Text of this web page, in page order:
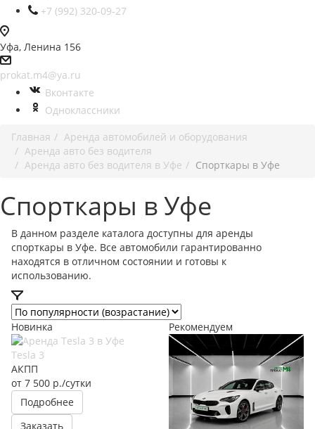
+7 (992) 320-09-27
Уфа, Ленина 156
prokat.m4@ya.ru
Вконтакте
Одноклассники
Главная
Аренда автомобилей и оборудования
Аренда авто без водителя
Аренда авто без водителя в Уфе
Спорткары в Уфе
Спорткары в Уфе
В данном разделе каталога доступны для аренды
спорткары в Уфе. Все автомобили гарантированно
находятся в отличном состоянии и готовы к
использованию.
Новинка
Tesla 3
АКПП
от 7 500 р./сутки
Подробнее
Заказать
Рекомендуем